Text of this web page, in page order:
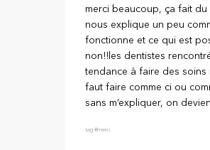
merci beaucoup, ça fait du
nous explique un peu
fonctionne et ce qui est
non!!les dentistes
tendance à faire des soins
faut faire comme ci ou
sans m’expliquer, on
tag #merci